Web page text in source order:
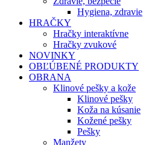
Hygiena, zdravie
HRAČKY
Hračky interaktívne
Hračky zvukové
NOVINKY
OBĽÚBENÉ PRODUKTY
OBRANA
Klinové pešky a kože
Klinové pešky
Koža na kúsanie
Kožené pešky
Pešky
Manžety